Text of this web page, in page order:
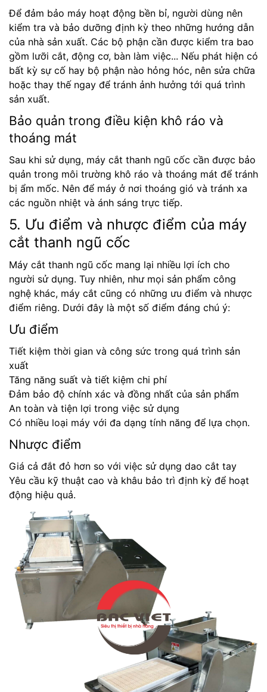
Để đảm bảo máy hoạt động bền bỉ, người dùng nên
kiểm tra và bảo dưỡng định kỳ theo những hướng dẫn
của nhà sản xuất. Các bộ phận cần được kiểm tra bao
gồm lưỡi cắt, động cơ, bàn làm việc... Nếu phát hiện có
bất kỳ sự cố hay bộ phận nào hỏng hóc, nên sửa chữa
hoặc thay thế ngay để tránh ảnh hưởng tới quá trình
sản xuất.
Bảo quản trong điều kiện khô ráo và
thoáng mát
Sau khi sử dụng, máy cắt thanh ngũ cốc cần được bảo
quản trong môi trường khô ráo và thoáng mát để tránh
bị ẩm mốc. Nên để máy ở nơi thoáng gió và tránh xa
các nguồn nhiệt và ánh sáng trực tiếp.
5. Ưu điểm và nhược điểm của máy
cắt thanh ngũ cốc
Máy cắt thanh ngũ cốc mang lại nhiều lợi ích cho
người sử dụng. Tuy nhiên, như mọi sản phẩm công
nghệ khác, máy cắt cũng có những ưu điểm và nhược
điểm riêng. Dưới đây là một số điểm đáng chú ý:
Ưu điểm
Tiết kiệm thời gian và công sức trong quá trình sản
xuất
Tăng năng suất và tiết kiệm chi phí
Đảm bảo độ chính xác và đồng nhất của sản phẩm
An toàn và tiện lợi trong việc sử dụng
Có nhiều loại máy với đa dạng tính năng để lựa chọn.
Nhược điểm
Giá cả đắt đỏ hơn so với việc sử dụng dao cắt tay
Yêu cầu kỹ thuật cao và khâu bảo trì định kỳ để hoạt
động hiệu quả.